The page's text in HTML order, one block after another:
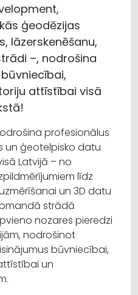
ģeodēzijas
lāzerskenēšanu,
–, nodrošina
attīstībai visā
profesionālus
un ģeotelpisko datu
Latvijā – no
līdz
un 3D datu
strādā
nozares pieredzi
nodrošinot
būvniecībai,
un